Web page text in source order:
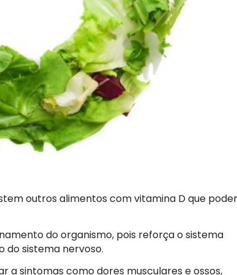
outros alimentos com vitamina D que
do organismo, pois reforça o sistema
do sistema nervoso.
a sintomas como dores musculares e ossos,